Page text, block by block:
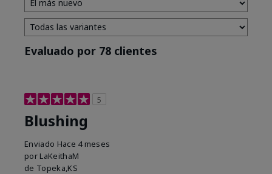
Evaluado por 78 clientes
5
Blushing
Enviado Hace 4 meses
por LaKeithaM
de Topeka,KS